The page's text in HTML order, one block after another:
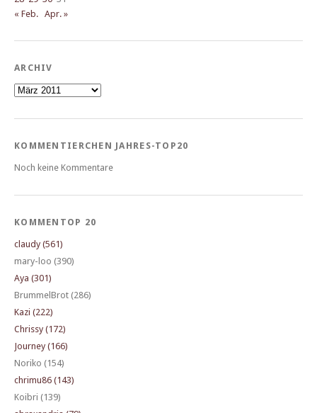
« Feb. Apr. »
ARCHIV
Archiv
KOMMENTIERCHEN JAHRES-TOP20
Noch keine Kommentare
KOMMENTOP 20
claudy (561)
mary-loo (390)
Aya (301)
BrummelBrot (286)
Kazi (222)
Chrissy (172)
Journey (166)
Noriko (154)
chrimu86 (143)
Koibri (139)